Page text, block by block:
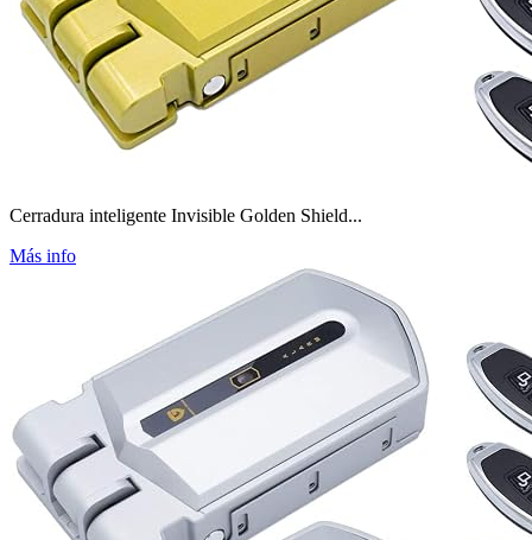
Cerradura inteligente Invisible Golden Shield...
Más info